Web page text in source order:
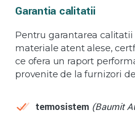
Garantia calitatii
Pentru garantarea
materiale atent alese,
ce ofera un raport
provenite de la furnizori
termosistem (Baumit